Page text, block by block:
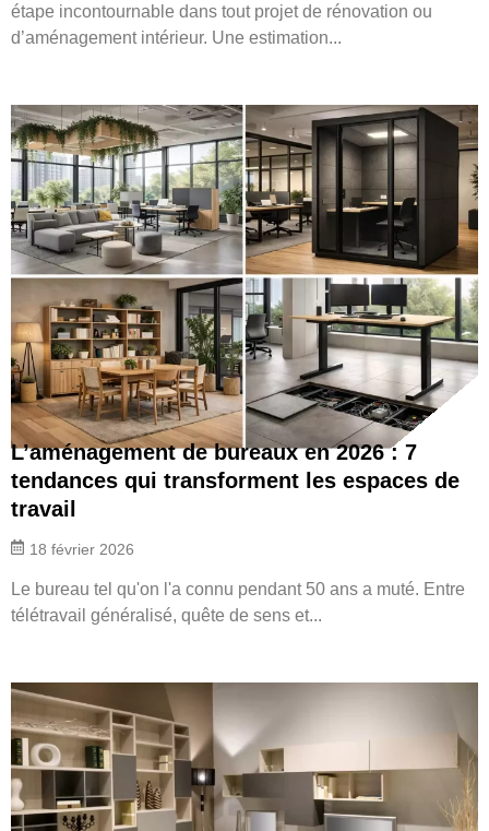
étape incontournable dans tout projet de rénovation ou
d’aménagement intérieur. Une estimation...
L’aménagement de bureaux en 2026 : 7
tendances qui transforment les espaces de
travail
18 février 2026
Le bureau tel qu'on l'a connu pendant 50 ans a muté. Entre
télétravail généralisé, quête de sens et...